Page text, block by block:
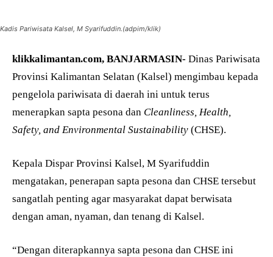
Kadis Pariwisata Kalsel, M Syarifuddin.(adpim/klik)
klikkalimantan.com, BANJARMASIN- Dinas Pariwisata
Provinsi Kalimantan Selatan (Kalsel) mengimbau kepada
pengelola pariwisata di daerah ini untuk terus
menerapkan sapta pesona dan Cleanliness, Health,
Safety, and Environmental Sustainability (CHSE).
Kepala Dispar Provinsi Kalsel, M Syarifuddin
mengatakan, penerapan sapta pesona dan CHSE tersebut
sangatlah penting agar masyarakat dapat berwisata
dengan aman, nyaman, dan tenang di Kalsel.
“Dengan diterapkannya sapta pesona dan CHSE ini